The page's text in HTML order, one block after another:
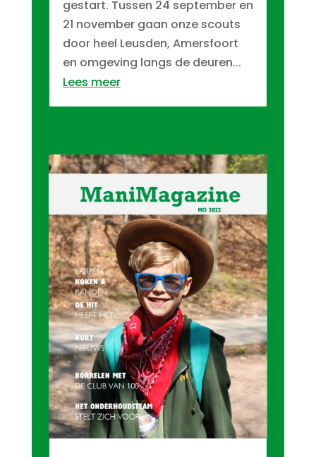
gestart. Tussen 24 september en
21 november gaan onze scouts
door heel Leusden, Amersfoort
en omgeving langs de deuren...
Lees meer